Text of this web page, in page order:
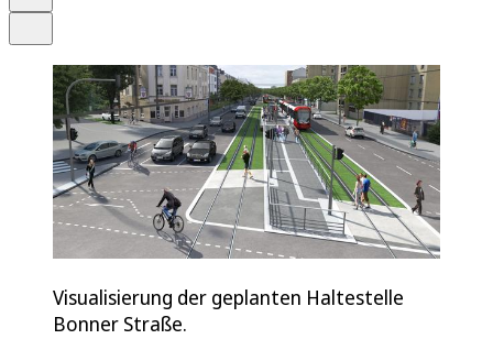
Visualisierung der geplanten Haltestelle
Bonner Straße.